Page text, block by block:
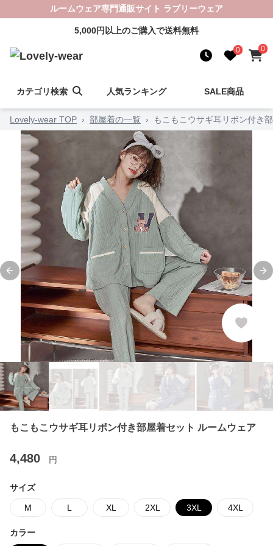
ルームウェア専門通販サイト ラブリーウェア
5,000円以上のご購入で送料無料
0 0
カテゴリ検索 人気ランキング SALE商品
Lovely-wear TOP › 部屋着の一覧 › もこもこウサギ耳リボン付き
Previous slide
もこもこウサギ耳リボン付き部屋着セット ルームウェア
4,480 円
サイズ
M L XL 2XL 3XL 4XL
カラー